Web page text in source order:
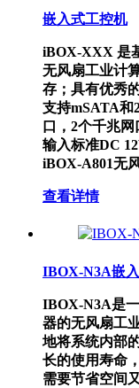
嵌入式工控机
iBOX-XXX 是
无风扇工业计
存；具有优秀
支持mSATA和
口，2个千兆
输入标准DC
iBOX-A801无
查看详情
IBOX-N3A嵌
IBOX-N3A是
器的无风扇工
地将系统内部
长的使用寿命
需要节省空间